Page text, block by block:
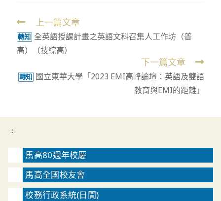
Read
more
articles
上一篇文章
轉知 全英語授課計畫之英語文科召集人工作坊（普
高）（技綜高）
下一篇文章
轉知 國立東華大學「2023 EMI高峰論壇：英語及雙語
教育與EMI的距離」
:::
馬高80週年校慶
馬高全國校友會
校務行政系統(日間)